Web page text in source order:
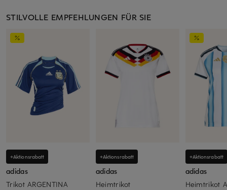
STILVOLLE EMPFEHLUNGEN FÜR SIE
+Aktionsrabatt
adidas
Trikot ARGENTINA
+Aktionsrabatt
adidas
Heimtrikot
+Aktionsrabatt
adidas
Heimtrikot